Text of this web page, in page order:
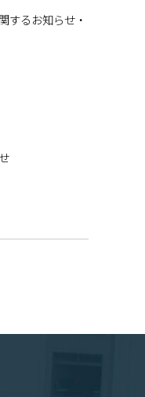
するお知らせ・